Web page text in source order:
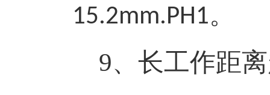
15.2mm.PH1。
9、长工作距